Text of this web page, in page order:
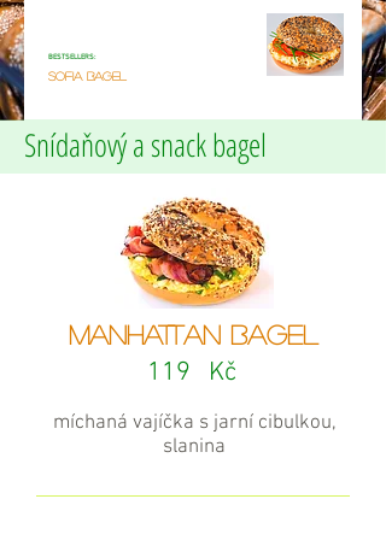
BESTSELLERS:
SOFIA BAGEL
manhattan BAGEL
119 Kč
míchaná vajíčka s jarní cibulkou,
slanina
Snídaňový a snack bagel